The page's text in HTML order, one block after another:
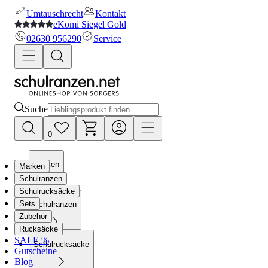
Umtauschrecht
Kontakt
eKomi Siegel Gold
02630 956290
Service
Suche
0
Marken
Schulranzen
Schulrucksäcke
Marken
Schulranzen
Schulrucksäcke
Sets
Zubehör
Rucksäcke
SALE %
Gutscheine
Blog